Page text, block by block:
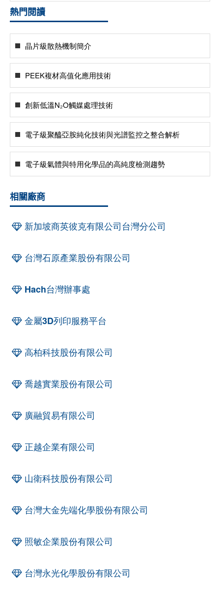
熱門閱讀
晶片級散熱機制簡介
PEEK複材高值化應用技術
創新低溫N₂O觸媒處理技術
電子級聚醯亞胺純化技術與光譜監控之整合解析
電子級氣體與特用化學品的高純度檢測趨勢
相關廠商
新加坡商英彼克有限公司台灣分公司
台灣石原產業股份有限公司
Hach台灣辦事處
金屬3D列印服務平台
高柏科技股份有限公司
喬越實業股份有限公司
廣融貿易有限公司
正越企業有限公司
山衛科技股份有限公司
台灣大金先端化學股份有限公司
照敏企業股份有限公司
台灣永光化學股份有限公司